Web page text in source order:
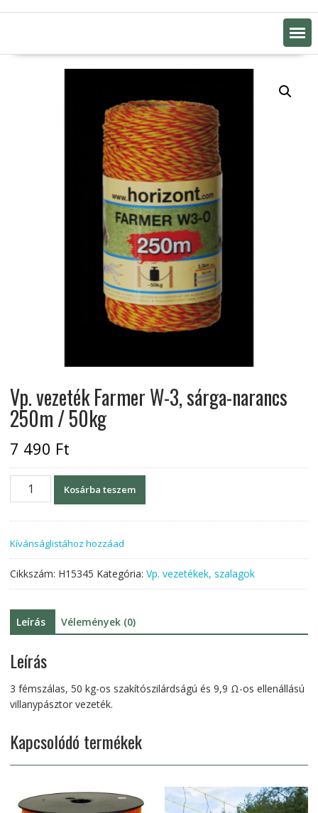
Vp. vezeték Farmer W-3, sárga-narancs
250m / 50kg
7 490 Ft
vezeték
3,
sárga-
narancs
250m
/
50kg
mennyiség
Kosárba teszem
Kívánságlistához hozzáad
Cikkszám: H15345 Kategória: Vp. vezetékek, szalagok
Leírás Vélemények (0)
Leírás
3 fémszálas, 50 kg-os szakítószilárdságú és 9,9 Ω-os ellenállású
villanypásztor vezeték.
Kapcsolódó termékek